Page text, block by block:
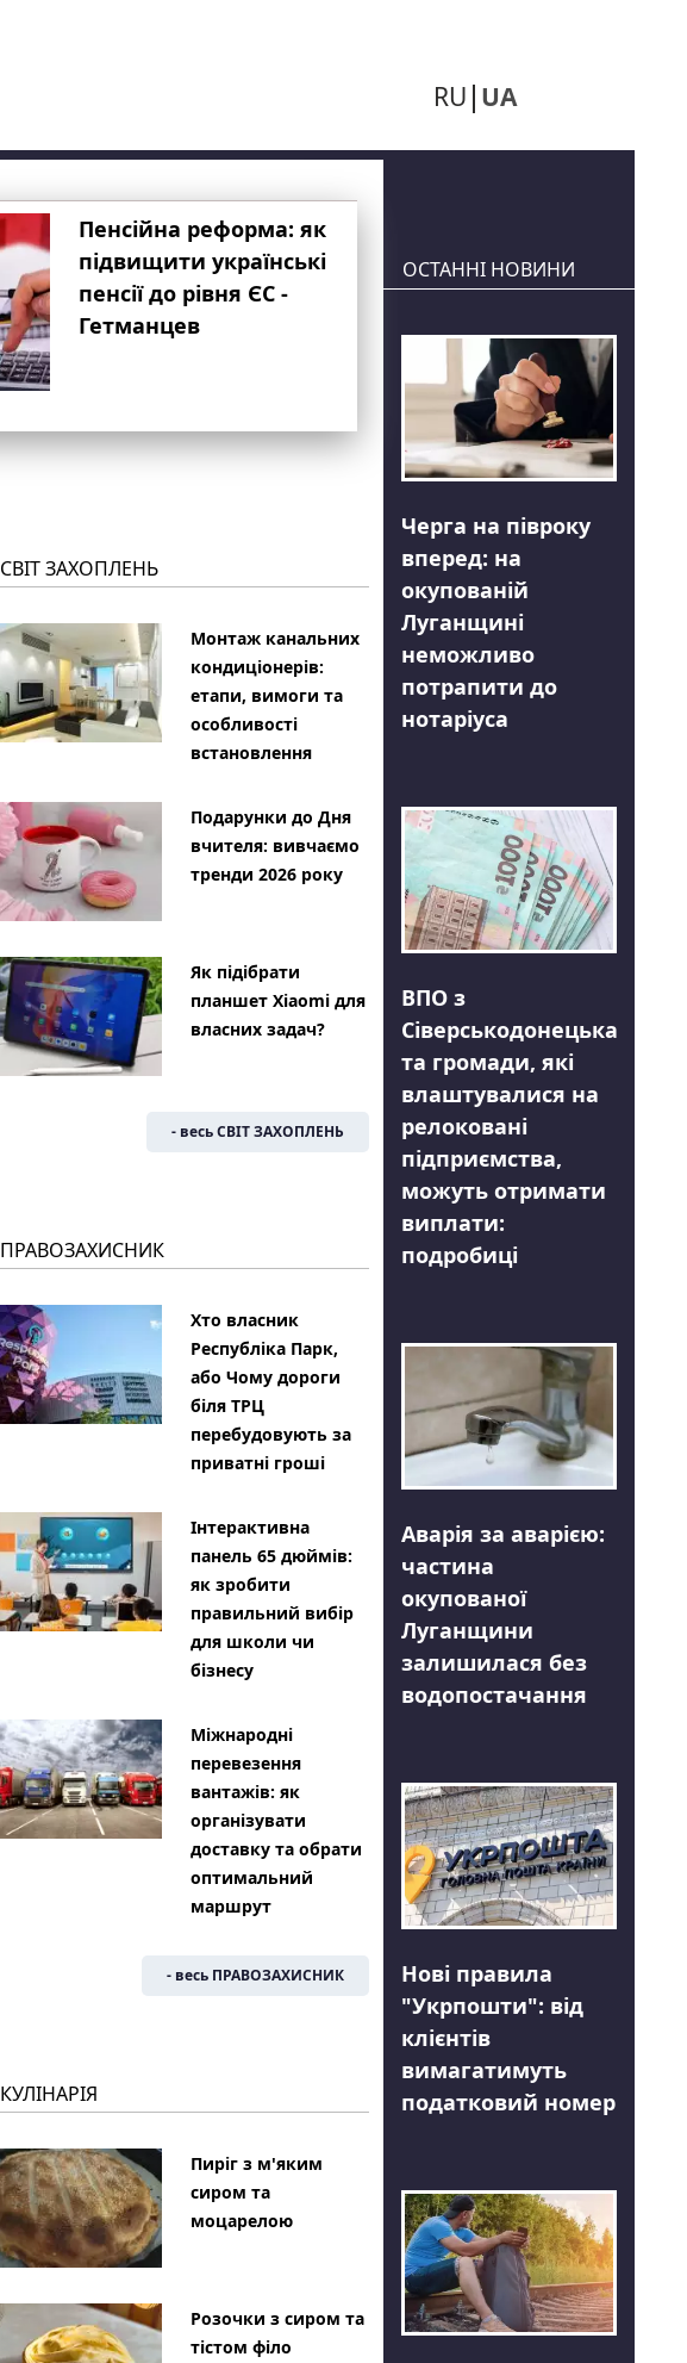
RU UA
Пенсійна реформа: як
підвищити українські
пенсії до рівня ЄС -
Гетманцев
СВІТ ЗАХОПЛЕНЬ
Монтаж канальних
кондиціонерів:
етапи, вимоги та
особливості
встановлення
Подарунки до Дня
вчителя: вивчаємо
тренди 2026 року
Як підібрати
планшет Xiaomi для
власних задач?
- весь СВІТ ЗАХОПЛЕНЬ
ПРАВОЗАХИСНИК
Хто власник
Республіка Парк,
або Чому дороги
біля ТРЦ
перебудовують за
приватні гроші
Інтерактивна
панель 65 дюймів:
як зробити
правильний вибір
для школи чи
бізнесу
Міжнародні
перевезення
вантажів: як
організувати
доставку та обрати
оптимальний
маршрут
- весь ПРАВОЗАХИСНИК
КУЛІНАРІЯ
Пиріг з м'яким
сиром та
моцарелою
Розочки з сиром та
тістом філо
ОСТАННІ НОВИНИ
Черга на півроку
вперед: на
окупованій
Луганщині
неможливо
потрапити до
нотаріуса
ВПО з
Сіверськодонецька
та громади, які
влаштувалися на
релоковані
підприємства,
можуть отримати
виплати:
подробиці
Аварія за аварією:
частина
окупованої
Луганщини
залишилася без
водопостачання
Нові правила
"Укрпошти": від
клієнтів
вимагатимуть
податковий номер